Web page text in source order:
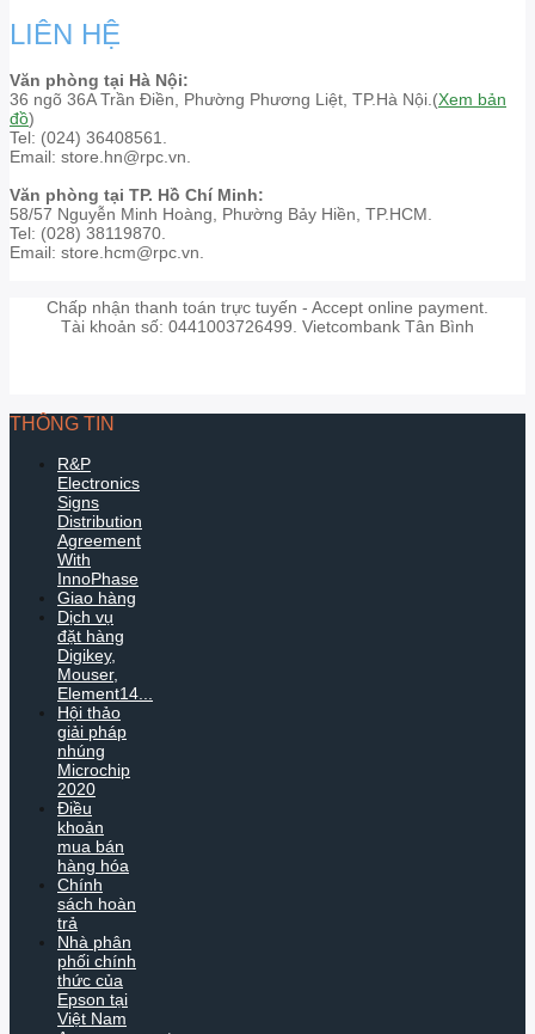
LIÊN HỆ
Văn phòng tại Hà Nội:
36 ngõ 36A Trần Điền, Phường Phương Liệt, TP.Hà Nội.(Xem bản
đồ)
Tel: (024) 36408561.
Email: store.hn@rpc.vn.
Văn phòng tại TP. Hồ Chí Minh:
58/57 Nguyễn Minh Hoàng, Phường Bảy Hiền, TP.HCM.
Tel: (028) 38119870.
Email: store.hcm@rpc.vn.
Chấp nhận thanh toán trực tuyến - Accept online payment.
Tài khoản số: 0441003726499. Vietcombank Tân Bình
THÔNG TIN
R&P
Electronics
Signs
Distribution
Agreement
With
InnoPhase
Giao hàng
Dịch vụ
đặt hàng
Digikey,
Mouser,
Element14...
Hội thảo
giải pháp
nhúng
Microchip
2020
Điều
khoản
mua bán
hàng hóa
Chính
sách hoàn
trả
Nhà phân
phối chính
thức của
Epson tại
Việt Nam